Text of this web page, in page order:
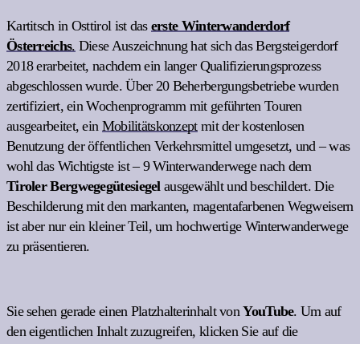
Kartitsch in Osttirol ist das erste Winterwanderdorf
Österreichs. Diese Auszeichnung hat sich das Bergsteigerdorf
2018 erarbeitet, nachdem ein langer Qualifizierungsprozess
abgeschlossen wurde. Über 20 Beherbergungsbetriebe wurden
zertifiziert, ein Wochenprogramm mit geführten Touren
ausgearbeitet, ein Mobilitätskonzeptmit der kostenlosen
Benutzung der öffentlichen Verkehrsmittel umgesetzt, und – was
wohl das Wichtigste ist – 9 Winterwanderwege nach dem
Tiroler Bergwegegütesiegel ausgewählt und beschildert. Die
Beschilderung mit den markanten, magentafarbenen Wegweisern
ist aber nur ein kleiner Teil, um hochwertige Winterwanderwege
zu präsentieren.
Sie sehen gerade einen Platzhalterinhalt vonYouTube. Um auf
den eigentlichen Inhalt zuzugreifen, klicken Sie auf die